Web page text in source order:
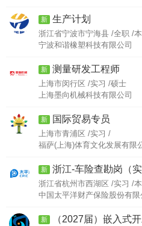
新 生产计划
浙江省宁波市宁海县 /全职 /
宁波和谐橡塑科技有限公司
新 测量研发工程师
上海市闵行区 /实习 /硕士
上海墨向机械科技有限公司
新 国际贸易专员
上海市青浦区 /实习 /
福萨(上海)体育文化发展有限
新 浙江-车险查勘岗（实
浙江省杭州市西湖区 /实习 /
中国太平洋财产保险股份有限
新 （2027届）嵌入式